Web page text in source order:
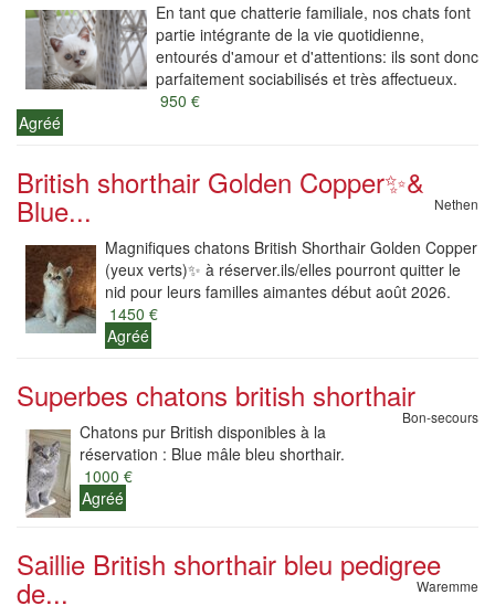
En tant que chatterie familiale, nos chats font
partie intégrante de la vie quotidienne,
entourés d'amour et d'attentions: ils sont donc
parfaitement sociabilisés et très affectueux.
950 €
Agréé
British shorthair Golden Copper✨️&
Blue... Nethen
Magnifiques chatons British Shorthair Golden Copper
(yeux verts)✨️ à réserver.ils/elles pourront quitter le
nid pour leurs familles aimantes début août 2026.
1450 €
Agréé
Superbes chatons british shorthair
Bon-secours
Chatons pur British disponibles à la
réservation : Blue mâle bleu shorthair.
1000 €
Agréé
Saillie British shorthair bleu pedigree
de... Waremme